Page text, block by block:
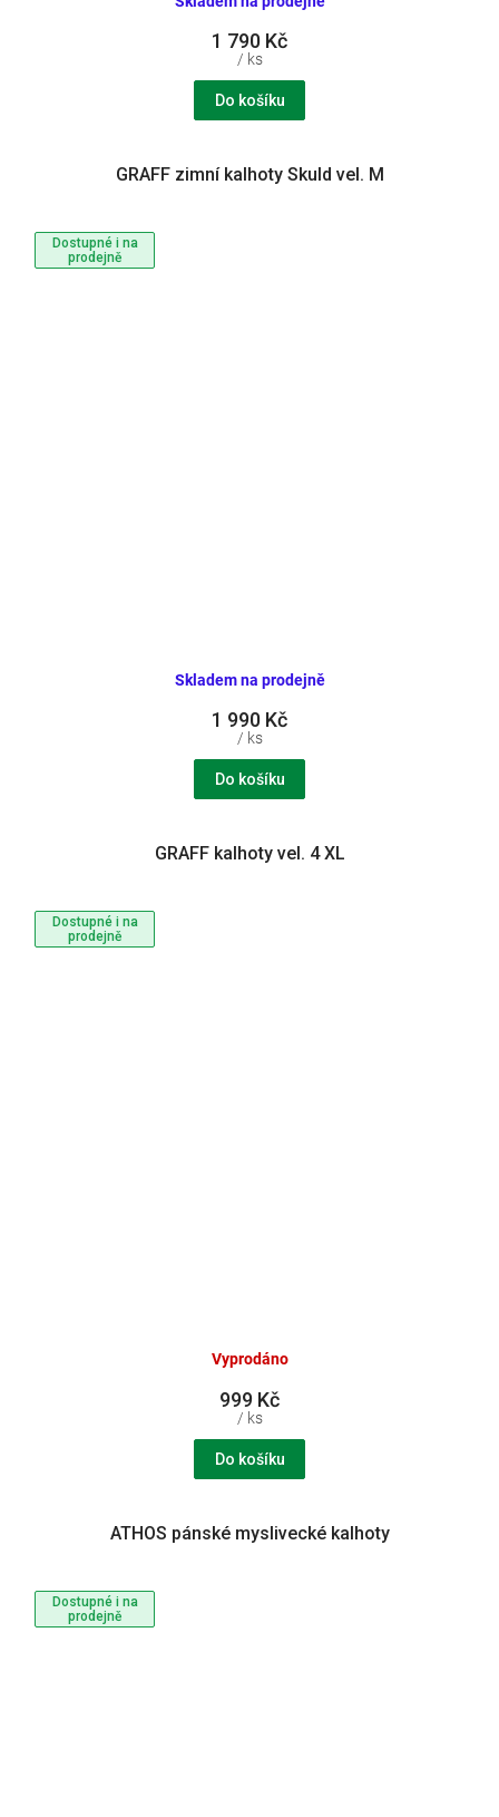
1 790 Kč
/ ks
Do košíku
Dostupné i na
prodejně
GRAFF zimní kalhoty Skuld vel. M
Skladem na prodejně
1 990 Kč
/ ks
Do košíku
Dostupné i na
prodejně
GRAFF kalhoty vel. 4 XL
Vyprodáno
999 Kč
/ ks
Do košíku
Dostupné i na
prodejně
ATHOS pánské myslivecké kalhoty